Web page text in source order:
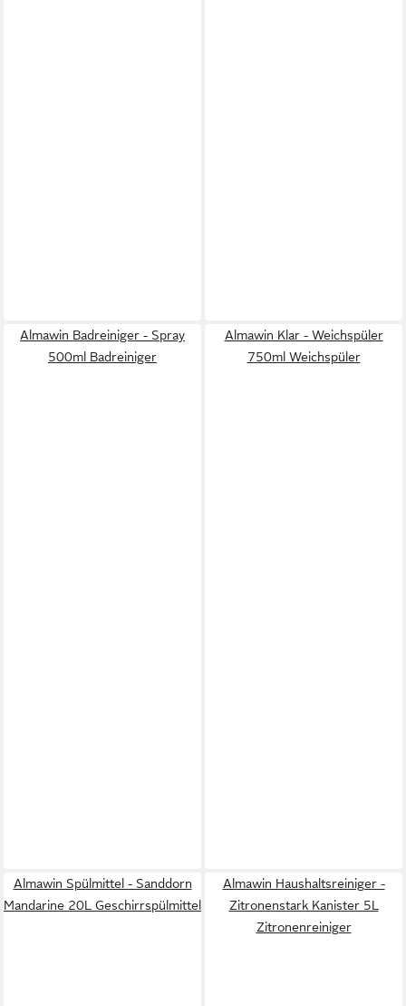
Almawin Badreiniger - Spray
500ml Badreiniger
Almawin Klar - Weichspüler
750ml Weichspüler
Almawin Spülmittel - Sanddorn
Mandarine 20L Geschirrspülmittel
Almawin Haushaltsreiniger -
Zitronenstark Kanister 5L
Zitronenreiniger